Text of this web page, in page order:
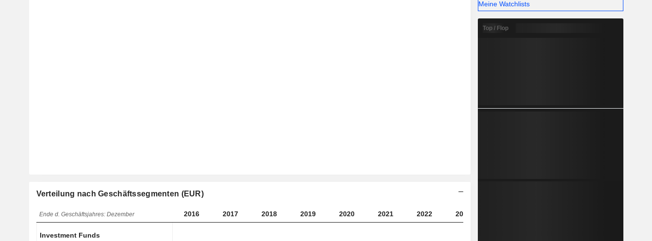
Verteilung nach Geschäftssegmenten (EUR)
Ende d. Geschäftsjahres: Dezember 2016 2017 2018 2019 2020 2021 2022 2023
Investment Funds
Meine Watchlists
Top / Flop